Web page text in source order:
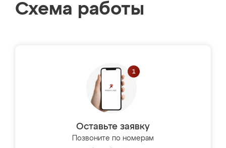
Схема работы
Оставьте заявку
Позвоните по номерам